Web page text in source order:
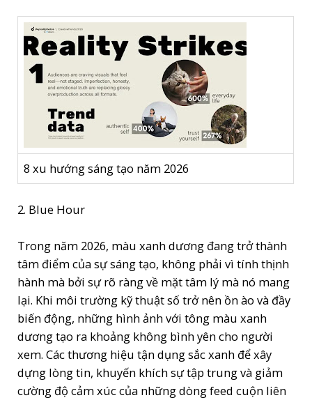
8 xu hướng sáng tạo năm 2026
2. Blue Hour
Trong năm 2026, màu xanh dương đang trở thành
tâm điểm của sự sáng tạo, không phải vì tính thịnh
hành mà bởi sự rõ ràng về mặt tâm lý mà nó mang
lại. Khi môi trường kỹ thuật số trở nên ồn ào và đầy
biến động, những hình ảnh với tông màu xanh
dương tạo ra khoảng không bình yên cho người
xem. Các thương hiệu tận dụng sắc xanh để xây
dựng lòng tin, khuyến khích sự tập trung và giảm
cường độ cảm xúc của những dòng feed cuộn liên